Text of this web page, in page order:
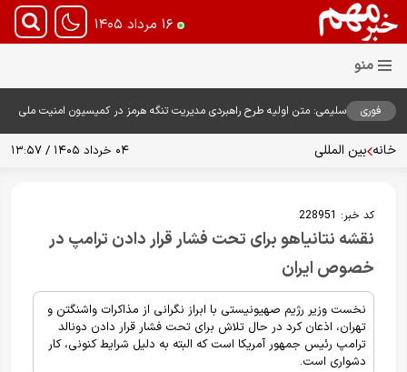
۱۶ مرداد ۱۴۰۵
فوری
سلیمی: متن اولیه طرح راهبردی مدیریت تنگه هرمز در کمیسیون امنیت ملی
خانه بین المللی ۰۴ خرداد ۱۴۰۵ / ۱۳:۵۷
کد خبر: 228951
نقشه نتانیاهو برای تحت فشار قرار دادن ترامپ در
خصوص ایران
نخست وزیر رژیم صهیونیستی با ابراز نگرانی از مذاکرات واشنگتن و
تهران، اذعان کرد در حال تلاش برای تحت فشار قرار دادن دونالد
ترامپ رئیس جمهور آمریکا است که البته به دلیل شرایط کنونی، کار
دشواری است.